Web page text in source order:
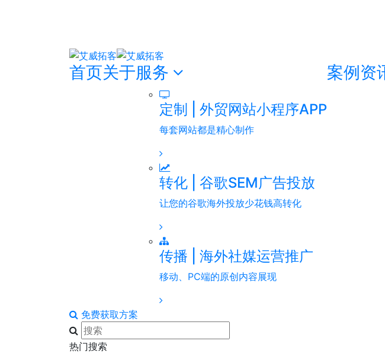
首页关于服务
定制 | 外贸网站小程序APP
每套网站都是精心制作
转化 | 谷歌SEM广告投放
让您的谷歌海外投放少花钱高转化
传播 | 海外社媒运营推广
移动、PC端的原创内容展现
案例资
免费获取方案
热门搜索